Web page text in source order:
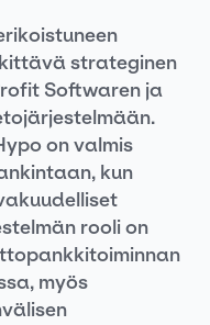
strateginen
Softwaren ja
on valmis
kun
rooli on
myös